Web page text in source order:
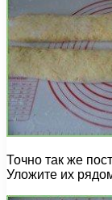
Точно так же
Уложите их